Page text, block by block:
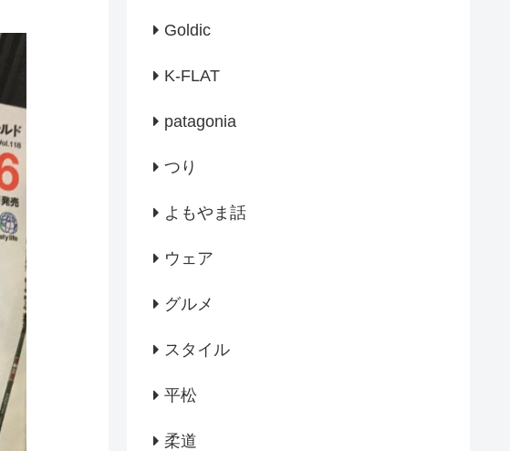
Goldic
K-FLAT
patagonia
つり
よもやま話
ウェア
グルメ
スタイル
平松
柔道